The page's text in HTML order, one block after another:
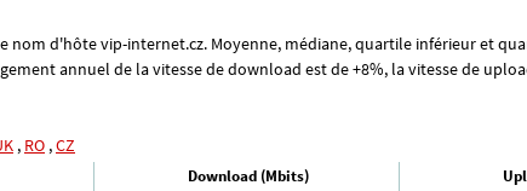
nom d'hôte vip-internet.cz. Moyenne, médiane, quartile inférieur et
annuel de la vitesse de download est de +8%, la vitesse de
, RO ,CZ
Download (Mbits)